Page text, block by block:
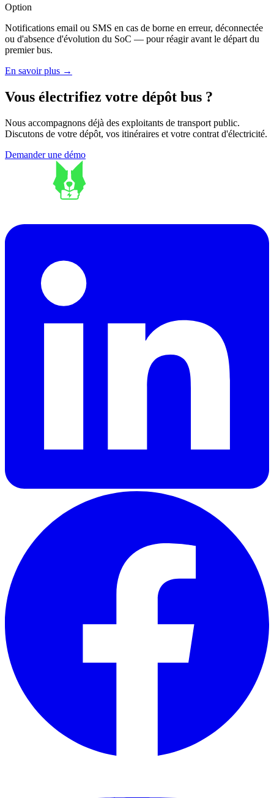
Option
Notifications email ou SMS en cas de borne en erreur, déconnectée
ou d'absence d'évolution du SoC — pour réagir avant le départ du
premier bus.
En savoir plus →
Vous électrifiez votre dépôt bus ?
Nous accompagnons déjà des exploitants de transport public.
Discutons de votre dépôt, vos itinéraires et votre contrat d'électricité.
Demander une démo